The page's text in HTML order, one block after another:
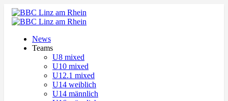
News
Teams
U8 mixed
U10 mixed
U12.1 mixed
U14 weiblich
U14 männlich